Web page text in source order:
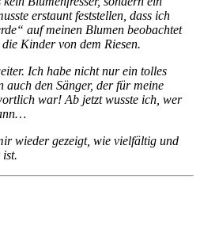
erstaunt feststellen, dass ich
auf meinen Blumen beobachtet
Kinder von dem Riesen.
Ich habe nicht nur ein tolles
auch den Sänger, der für meine
war! Ab jetzt wusste ich, wer
wieder gezeigt, wie vielfältig und
ist.